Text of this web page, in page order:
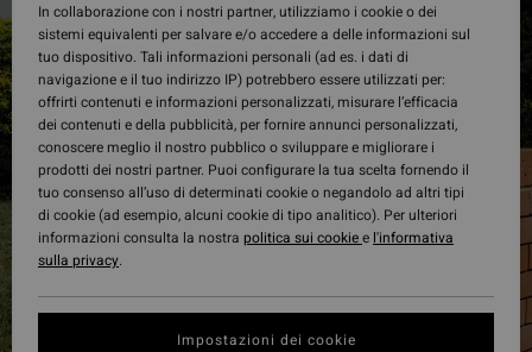
In collaborazione con i nostri partner, utilizziamo i cookie o dei
sistemi equivalenti per salvare e/o accedere a delle informazioni sul
tuo dispositivo. Tali informazioni personali (ad es. i dati di
navigazione e il tuo indirizzo IP) potrebbero essere utilizzati per:
offrirti contenuti e informazioni personalizzati, misurare l’efficacia
dei contenuti e della pubblicità, per fornire annunci personalizzati,
conoscere meglio il nostro pubblico o sviluppare e migliorare i
prodotti dei nostri partner. Puoi configurare la tua scelta fornendo il
tuo consenso all’uso di determinati cookie o negandolo ad altri tipi
di cookie (ad esempio, alcuni cookie di tipo analitico). Per ulteriori
informazioni consulta la nostra politica sui cookiee l'informativa
sulla privacy.
Impostazioni dei cookie